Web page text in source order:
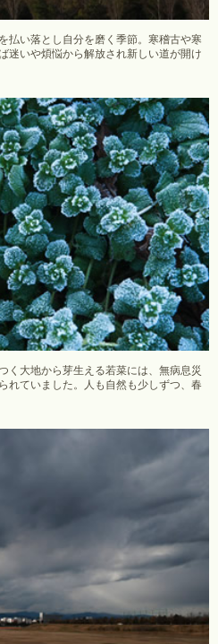
払い落とし自分を磨く季節。寒稽古や寒
迷いや煩悩から解放され新しい道が開け
く大地から芽生える若菜には、無病息災
れていました。人も自然も少しずつ、春